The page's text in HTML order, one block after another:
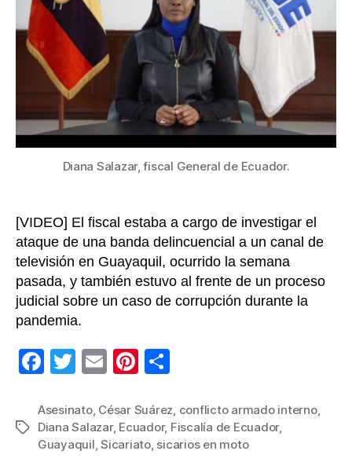
Diana Salazar, fiscal General de Ecuador.
[VIDEO] El fiscal estaba a cargo de investigar el
ataque de una banda delincuencial a un canal de
televisión en Guayaquil, ocurrido la semana
pasada, y también estuvo al frente de un proceso
judicial sobre un caso de corrupción durante la
pandemia.
F
c
e
T
tt
er
E
ail
Pi
er
e
m
p
Etiquetas
Asesinato, César Suárez, conflicto armado interno,
Diana Salazar, Ecuador, Fiscalía de Ecuador,
Guayaquil,Sicariato, sicarios en moto